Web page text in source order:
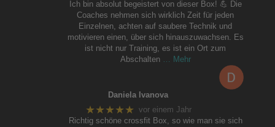
Ich bin absolut begeistert von dieser Box! 💪 Die
Coaches nehmen sich wirklich Zeit für jeden
Einzelnen, achten auf saubere Technik und
motivieren einen, über sich hinauszuwachsen. Es
ist nicht nur Training, es ist ein Ort zum
Abschalten … Mehr
Daniela Ivanova
★★★★★ vor einem Jahr
Richtig schöne crossfit Box, so wie man sie sich